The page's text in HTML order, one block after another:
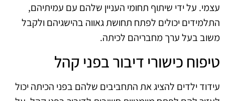
עצמי. על ידי שיתוף תחומי העניין שלהם עם עמיתיהם,
התלמידים יכולים לפתח תחושת גאווה בהישגיהם ולקבל
משוב בעל ערך מחבריהם לכיתה.
טיפוח כישורי דיבור בפני קהל
עידוד ילדים להציג את התחביבים שלהם בפני הכיתה יכול